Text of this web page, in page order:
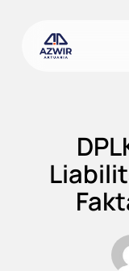
content